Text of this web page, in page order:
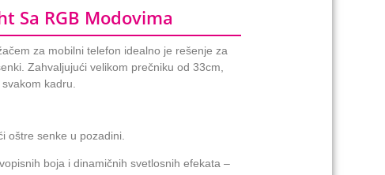
Sa RGB Modovima
za mobilni telefon idealno je rešenje za
Zahvaljujući velikom prečniku od 33cm,
kadru.
oštre senke u pozadini.
boja i dinamičnih svetlosnih efekata –